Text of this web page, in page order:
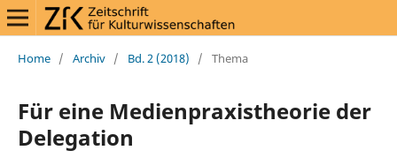
Home / Archiv / Bd. 2 (2018) / Thema
Für eine Medienpraxistheorie der
Delegation